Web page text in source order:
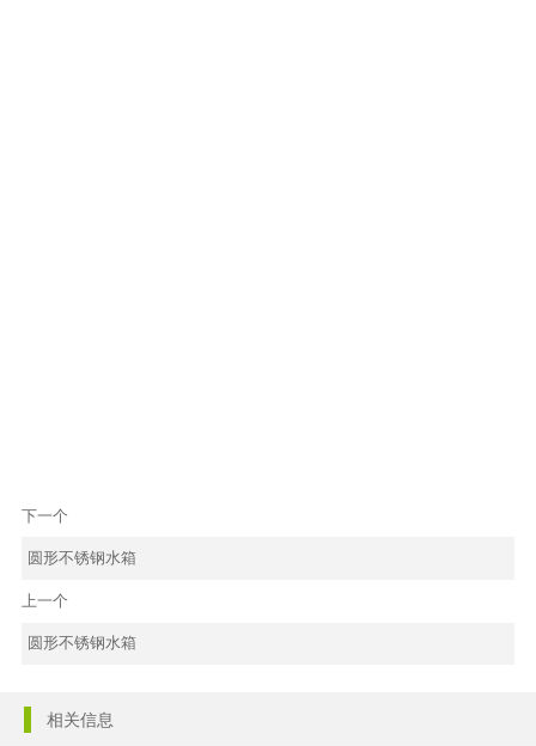
下一个
圆形不锈钢水箱
上一个
圆形不锈钢水箱
相关信息